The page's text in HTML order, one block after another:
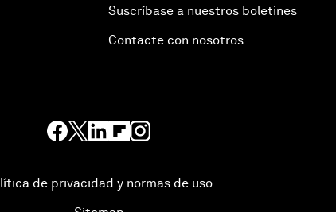
Suscríbase a nuestros boletines
Contacte con nosotros
de privacidad y normas de uso